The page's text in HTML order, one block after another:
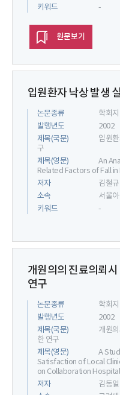
키워드
-
원문보기
입원환자 낙상 발생
논문종류
학회지
발행년도
2002
제목(국문)
입원
구
제목(영문)
An
Related Factors of Fall
저자
김철
소속
서울
키워드
-
개원의의 진료의뢰
연구
논문종류
학회지
발행년도
2002
제목(국문)
개원
한 연구
제목(영문)
A
Satisfaction of Local
on Collaboration
저자
김동